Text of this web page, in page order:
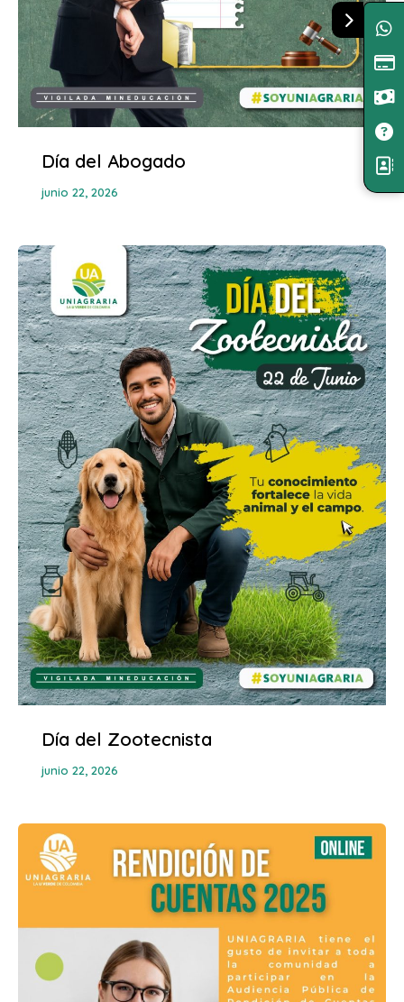
Día del Abogado
junio 22, 2026
Día del Zootecnista
junio 22, 2026